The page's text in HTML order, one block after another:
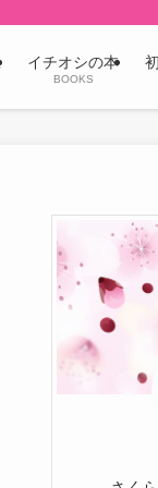
イチオシの本
BOOKS